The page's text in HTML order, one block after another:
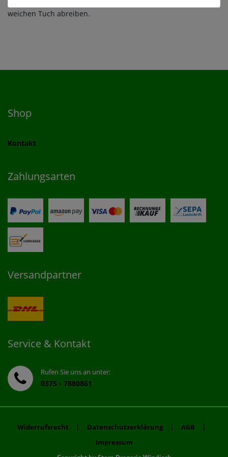
weichen Tuch abreiben.
Shop
Kontakt
Zahlungsarten
Versandpartner
Service & Kontakt
Rufen Sie uns an unter:
0375 - 7880861
Widerrufsrecht | Datenschutzerklärung | AGB |
Impressum